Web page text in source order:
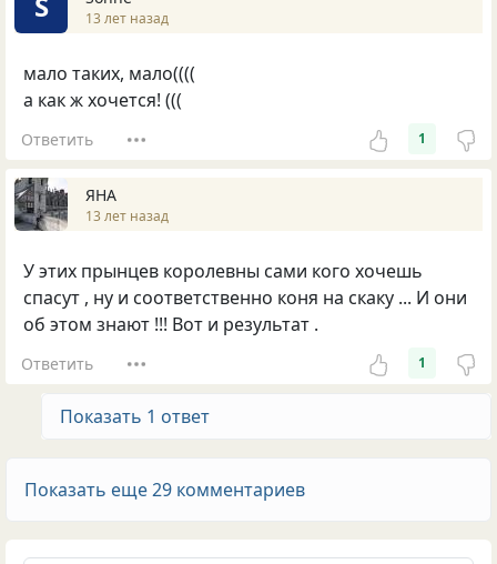
13 лет назад
мало таких, мало((((
а как ж хочется! (((
Ответить 1
ЯНА
13 лет назад
У этих прынцев королевны сами кого хочешь
спасут , ну и соответственно коня на скаку ... И они
об этом знают !!! Вот и результат .
Ответить 1
Показать 1 ответ
Показать еще 29 комментариев